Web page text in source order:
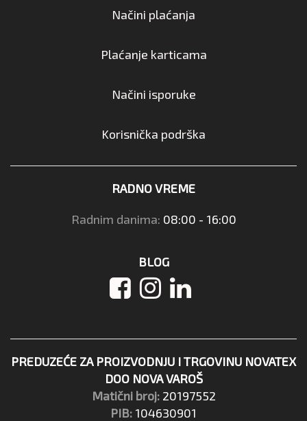
Načini plaćanja
Plaćanje karticama
Načini isporuke
Korisnička podrška
RADNO VREME
Radnim danima: 08:00 - 16:00
BLOG
PREDUZEĆE ZA PROIZVODNJU I TRGOVINU NOVATEX
DOO NOVA VAROŠ
Matični broj: 20197552
PIB: 104630901